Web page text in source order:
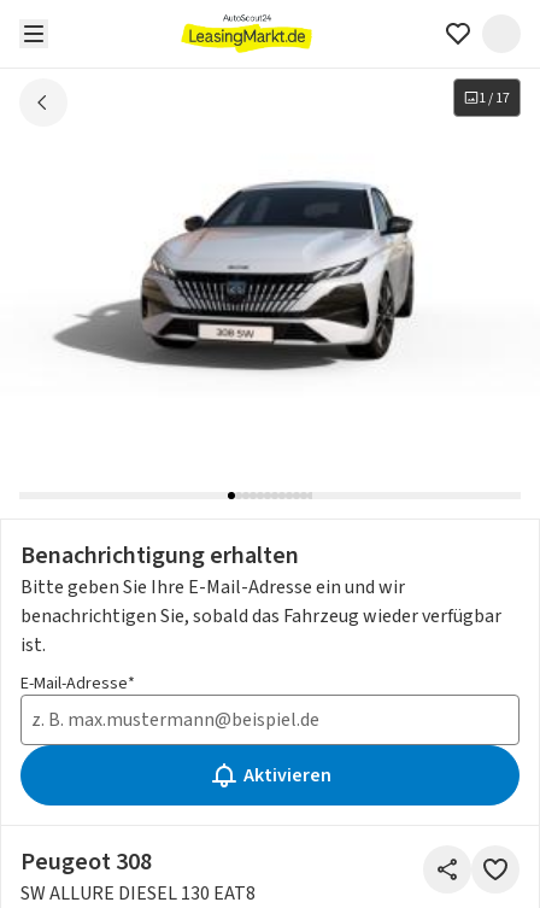
1/17
Benachrichtigung erhalten
Bitte geben Sie Ihre E-Mail-Adresse ein und wir
benachrichtigen Sie, sobald das Fahrzeug wieder verfügbar
ist.
E-Mail-Adresse*
Aktivieren
Peugeot 308
SW ALLURE DIESEL 130 EAT8